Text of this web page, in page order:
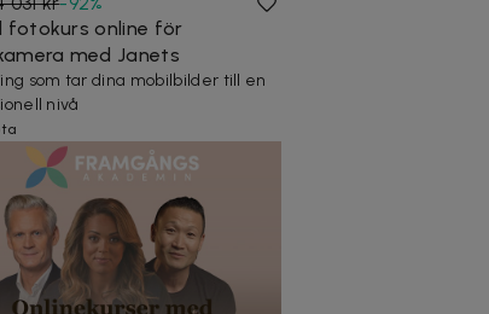
fotokurs online för
med Janets
som tar dina mobilbilder till en
nivå